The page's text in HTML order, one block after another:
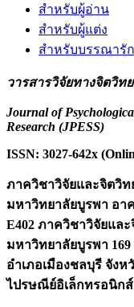
สำหรับผู้อ่าน
สำหรับผู้แต่ง
สำหรับบรรณารั
วารสารวิจัยทางจิตวิ
Journal of
Research (JPESS)
ISSN: 3027-642x
ภาควิชาวิจัยและจิตวิ
มหาวิทยาลัยบูรพา อา
E402 ภาควิชาวิจัยแล
มหาวิทยาลัยบูรพา
อำเภอเมืองชลบุรี จังห
ไปรษณีย์อิเล็กทรอนิก